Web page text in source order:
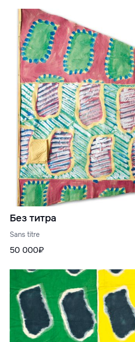
Без титра
Sans titre
50 000₽